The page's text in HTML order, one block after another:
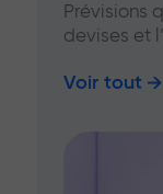
Prévisions
devises et
Voir tout